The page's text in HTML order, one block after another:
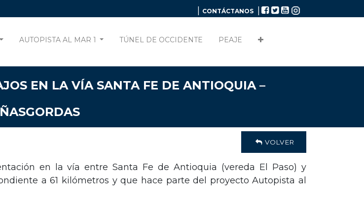
CONTÁCTANOS
AUTOPISTA AL MAR 1 TÚNEL DE OCCIDENTE PEAJE
EN LA VÍA SANTA FE DE ANTIOQUIA –
VOLVER
en la vía entre Santa Fe de Antioquia (vereda El Paso) y
a 61 kilómetros y que hace parte del proyecto Autopista al